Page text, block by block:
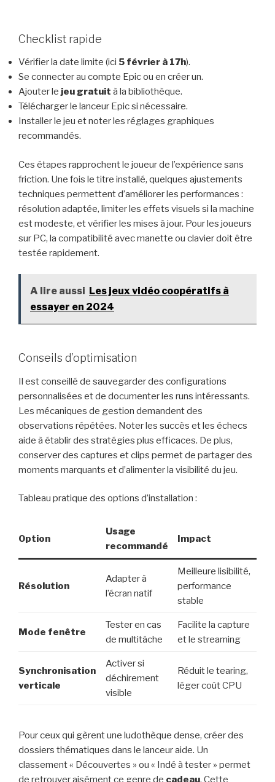
Checklist rapide
Vérifier la date limite (ici 5 février à 17h).
Se connecter au compte Epic ou en créer un.
Ajouter le jeu gratuit à la bibliothèque.
Télécharger le lanceur Epic si nécessaire.
Installer le jeu et noter les réglages graphiques
recommandés.
Ces étapes rapprochent le joueur de l’expérience sans
friction. Une fois le titre installé, quelques ajustements
techniques permettent d’améliorer les performances :
résolution adaptée, limiter les effets visuels si la machine
est modeste, et vérifier les mises à jour. Pour les joueurs
sur PC, la compatibilité avec manette ou clavier doit être
testée rapidement.
A lire aussi Les jeux vidéo coopératifs à
essayer en 2024
Conseils d’optimisation
Il est conseillé de sauvegarder des configurations
personnalisées et de documenter les runs intéressants.
Les mécaniques de gestion demandent des
observations répétées. Noter les succès et les échecs
aide à établir des stratégies plus efficaces. De plus,
conserver des captures et clips permet de partager des
moments marquants et d’alimenter la visibilité du jeu.
Tableau pratique des options d’installation :
Option
Usage
recommandé
Impact
Résolution
Adapter à
l’écran natif
Meilleure lisibilité,
performance
stable
Mode fenêtre
Tester en cas
de multitâche
Facilite la capture
et le streaming
Synchronisation
verticale
Activer si
déchirement
visible
Réduit le tearing,
léger coût CPU
Pour ceux qui gèrent une ludothèque dense, créer des
dossiers thématiques dans le lanceur aide. Un
classement « Découvertes » ou « Indé à tester » permet
de retrouver aisément ce genre de cadeau. Cette